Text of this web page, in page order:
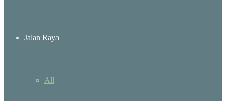
Jalan Raya
All